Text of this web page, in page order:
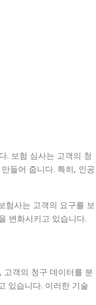
. 보험 심사는 고객의 청
들어 줍니다. 특히, 인공
험사는 고객의 요구를 보
변화시키고 있습니다.
객의 청구 데이터를 분
있습니다. 이러한 기술